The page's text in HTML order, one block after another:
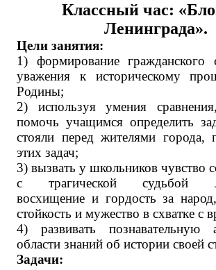
Классный час:
Ленинграда».
Цели занятия:
1) формирование гражданского
уважения к историческому
Родины;
2) используя умения
помочь учащимся определить
стояли перед жителями города,
этих задач;
3) вызвать у школьников чувство
с трагической судьбой
восхищение и гордость за
стойкость и мужество в схватке с
4) развивать познавательную
области знаний об истории своей
Задачи: